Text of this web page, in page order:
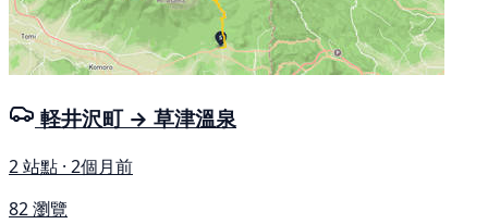
軽井沢町 → 草津溫泉
2 站點 · 2個月前
82 瀏覽